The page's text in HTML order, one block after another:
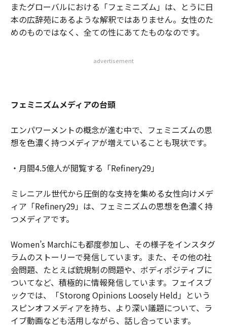
またグローバルにおける「フェミニズム」は、とうに日
本の広辞苑にあるような解釈ではありません。女性のた
めのものではなく、全ての性にあてたものなのです。
advertisement
フェミニズムメディアの台頭
エンパワーメントの概念が進む中で、フェミニズムの思
想を色濃く持つメディアが増えていることも現状です。
・月間4.5億人が閲覧する「Refinery29」
ミレニアル世代から圧倒的な支持を集める女性向けメデ
ィア「Refinery29」は、フェミニズムの思想を色濃く持
つメディアです。
Women’s Marchにも都度参加し、その様子をインスタグ
ラムのストーリーで発信しています。また、その他の社
会問題、たとえば銃規制の問題や、ボディポジティブに
ついてなど、積極的に情報発信しています。フェイスブ
ックでは、「Storong Opinions Loosely Held」という
スピンオフメディアを持ち、より深い議題について、ラ
イブ動画なども活用しながら、話し合っています。